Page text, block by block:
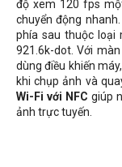
độ xem 120 fps
chuyển động
phía sau thuộc loại
921.6k-dot. Với
dùng điều khiến
khi chụp ảnh và
Wi-Fi với NFC giúp
ảnh trực tuyến.